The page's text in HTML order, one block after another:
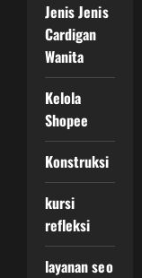
Jenis Jenis
Cardigan
Wanita
Kelola
Shopee
Konstruksi
kursi
refleksi
layanan seo